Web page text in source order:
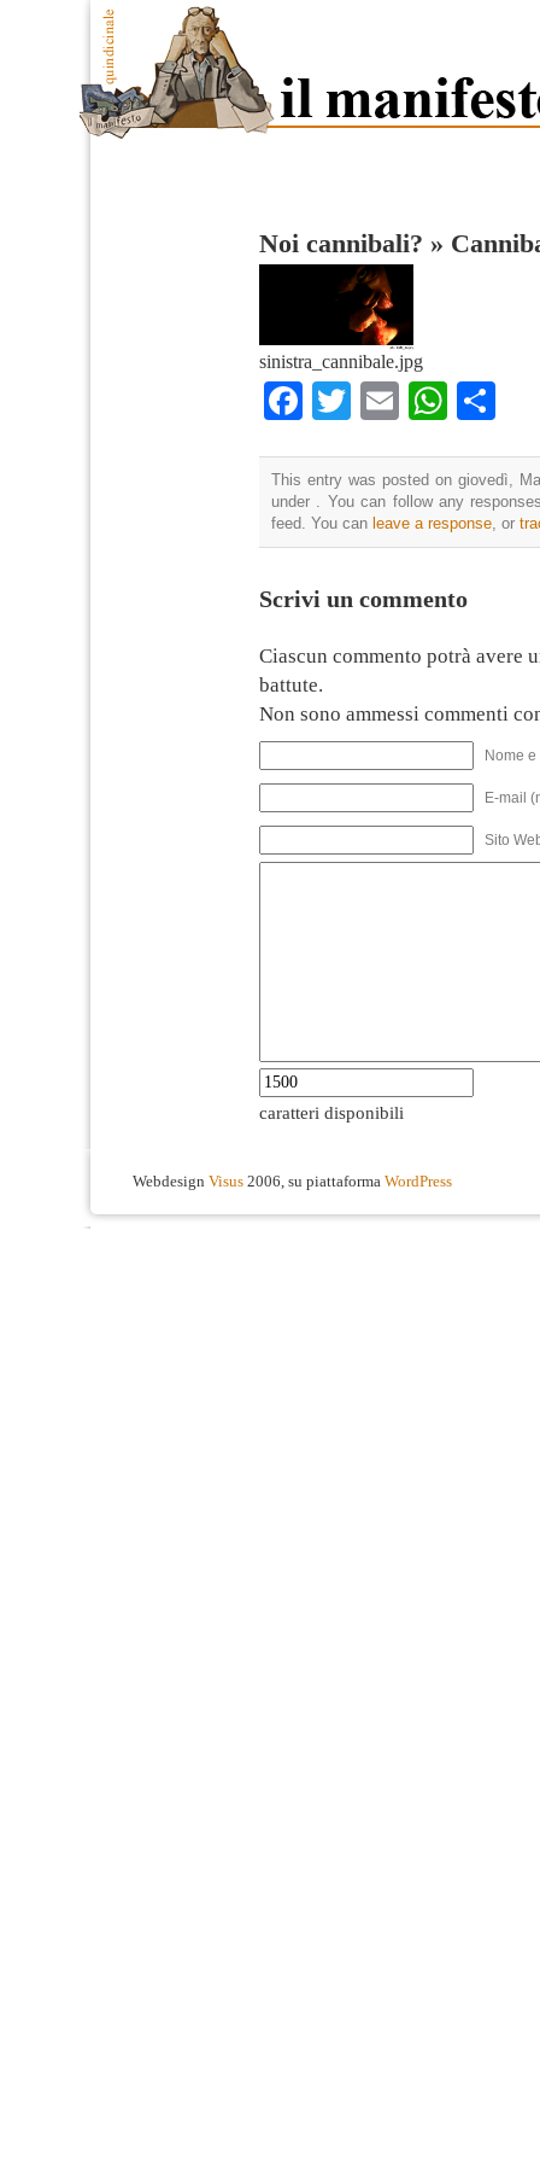
Noi cannibali? »
sinistra_cannibale.jpg
Facebook
TwitterEmail
This entry was posted on giovedì,
under . You can follow any
feed. You can leave a response , or
Scrivi un commento
Ciascun commento potrà avere
battute.
Non sono ammessi commenti
Nome
E-mail
Sito
caratteri disponibili
Webdesign Visus 2006, su piattaforma WordPress